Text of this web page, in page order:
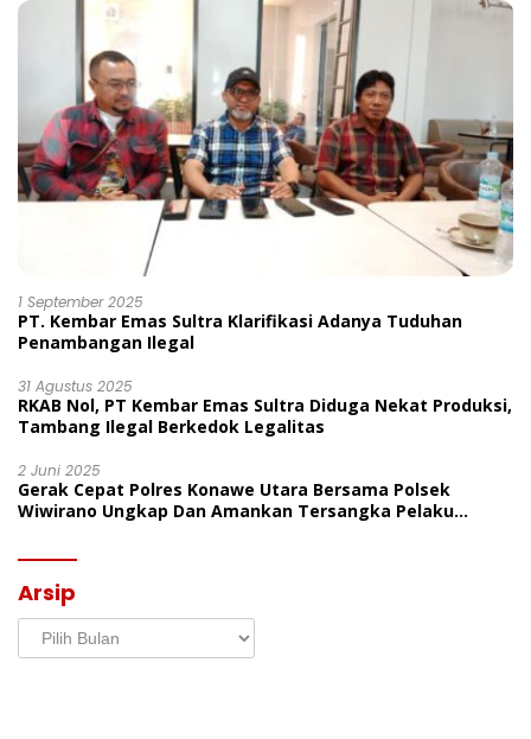
1 September 2025
PT. Kembar Emas Sultra Klarifikasi Adanya Tuduhan
Penambangan Ilegal
31 Agustus 2025
RKAB Nol, PT Kembar Emas Sultra Diduga Nekat Produksi,
Tambang Ilegal Berkedok Legalitas
2 Juni 2025
Gerak Cepat Polres Konawe Utara Bersama Polsek
Wiwirano Ungkap Dan Amankan Tersangka Pelaku
Arsip
Arsip